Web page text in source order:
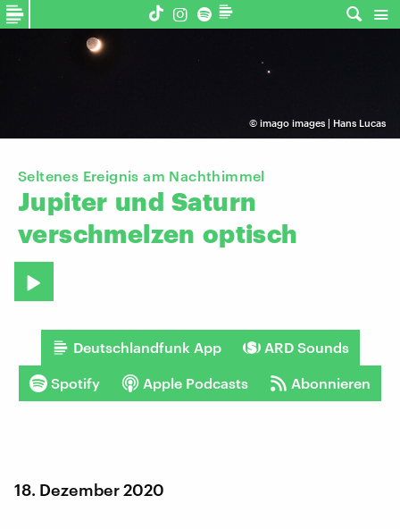
© imago images | Hans Lucas
Seltenes Ereignis am Nachthimmel
Jupiter und Saturn
verschmelzen optisch
Deutschlandfunk App ARD Sounds
Spotify Apple Podcasts Abonnieren
18. Dezember 2020